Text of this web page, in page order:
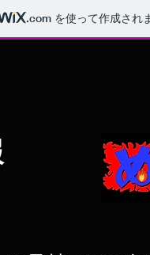
.com を使って作成され